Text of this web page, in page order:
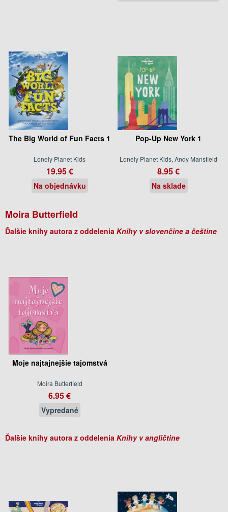
The Big World of Fun Facts 1
Lonely Planet Kids
19.95 €
Na objednávku
Pop-Up New York 1
Lonely Planet Kids, Andy Mansfield
8.95 €
Na sklade
Moira Butterfield
Ďalšie knihy autora z oddelenia Knihy v slovenčine a češtine
Moje najtajnejšie tajomstvá
Moira Butterfield
6.95 €
Vypredané
Ďalšie knihy autora z oddelenia Knihy v angličtine